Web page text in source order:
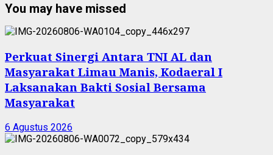
You may have missed
Perkuat Sinergi Antara TNI AL dan
Masyarakat Limau Manis, Kodaeral I
Laksanakan Bakti Sosial Bersama
Masyarakat
6 Agustus 2026